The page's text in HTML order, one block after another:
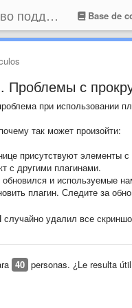
Joxi - сообщество поддержки Base de
Проблемы с
при использовании
так может произойти:
присутствуют элементы
с другими плагинами.
и используемые
плагин. Следите за
случайно удалил все
40 personas. ¿Le resulta